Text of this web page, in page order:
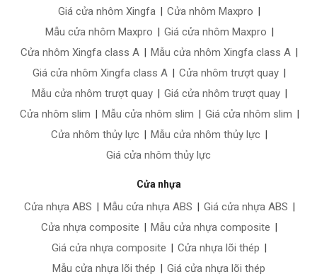
Giá cửa nhôm Xingfa | Cửa nhôm Maxpro |
Mẫu cửa nhôm Maxpro | Giá cửa nhôm Maxpro |
Cửa nhôm Xingfa class A | Mẫu cửa nhôm Xingfa class A |
Giá cửa nhôm Xingfa class A | Cửa nhôm trượt quay |
Mẫu cửa nhôm trượt quay | Giá cửa nhôm trượt quay |
Cửa nhôm slim | Mẫu cửa nhôm slim | Giá cửa nhôm slim |
Cửa nhôm thủy lực | Mẫu cửa nhôm thủy lực |
Giá cửa nhôm thủy lực
Cửa nhựa
Cửa nhựa ABS | Mẫu cửa nhựa ABS | Giá cửa nhựa ABS |
Cửa nhựa composite | Mẫu cửa nhựa composite |
Giá cửa nhựa composite | Cửa nhựa lõi thép |
Mẫu cửa nhựa lõi thép | Giá cửa nhựa lõi thép